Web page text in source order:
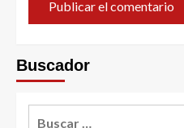
Buscador